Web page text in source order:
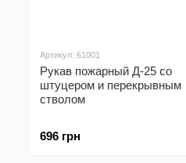
Артикул: 61001
Рукав пожарный Д-25 со
штуцером и перекрывным
стволом
696 грн